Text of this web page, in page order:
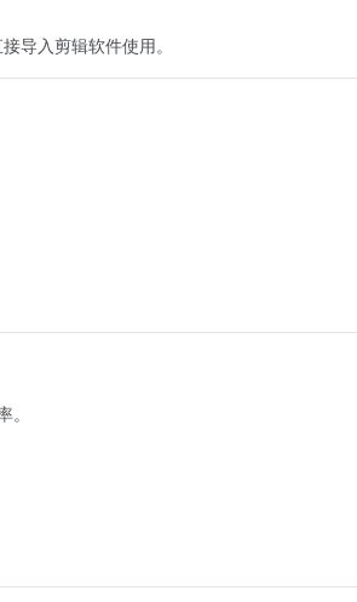
导入剪辑软件使用。